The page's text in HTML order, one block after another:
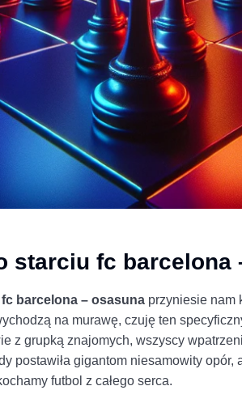
starciu fc barcelona
fc barcelona – osasuna przyniesie nam
na murawę, czuję ten
z grupką znajomych, wszyscy
postawiła gigantom niesamowity opór,
futbol z całego serca.